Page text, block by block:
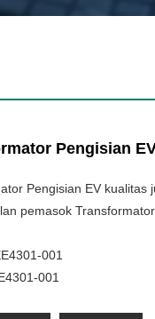
Pengisian
Pengisian EV kualitas
pemasok
001
001